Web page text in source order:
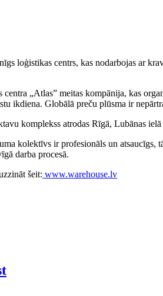
loģistikas centrs, kas nodarbojas ar
„Atlas” meitas kompānija, kas
ikdiena. Globālā preču plūsma ir
komplekss atrodas Rīgā, Lubānas
kolektīvs ir profesionāls un
darba procesā.
šeit: www.warehouse.lv